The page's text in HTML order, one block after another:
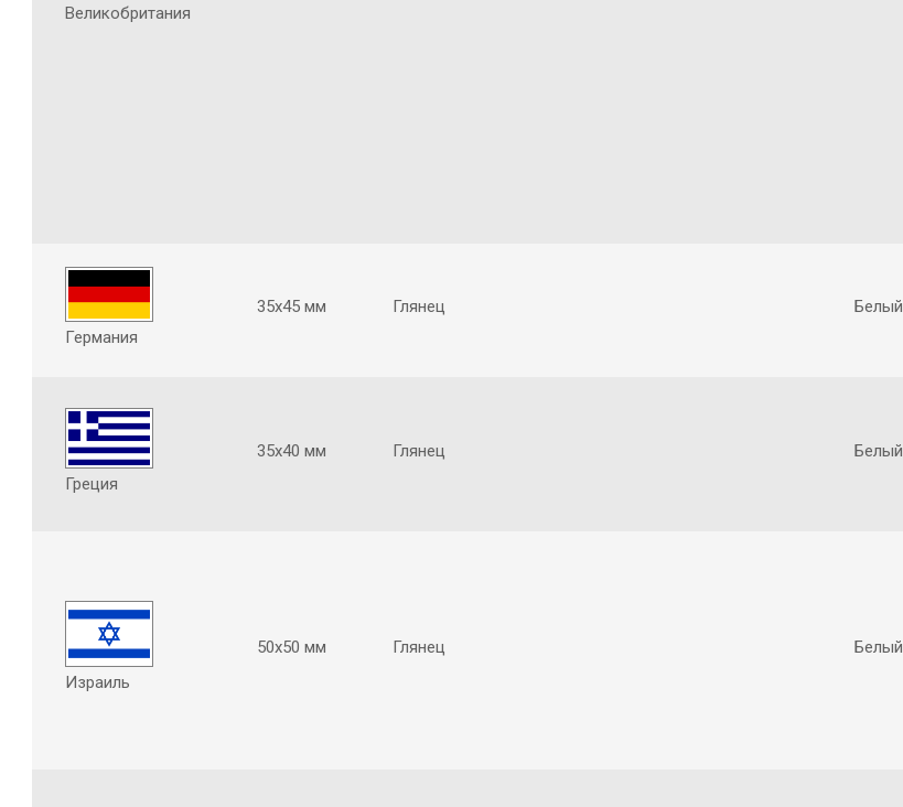
Великобритания
Германия
35х45 мм Глянец Белый
Греция
35х40 мм Глянец Белый
Израиль
50х50 мм Глянец Белый